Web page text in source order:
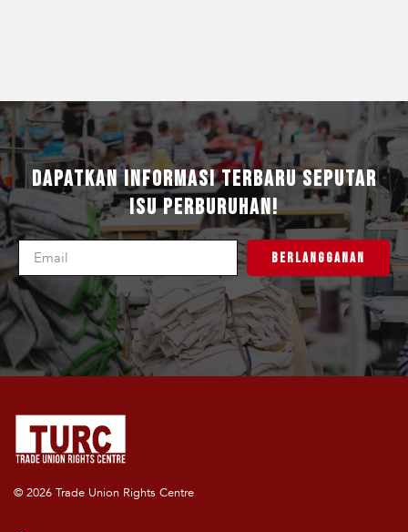
Dapatkan Informasi Terbaru Seputar
Isu Perburuhan!
Berlangganan
© 2026 Trade Union Rights Centre